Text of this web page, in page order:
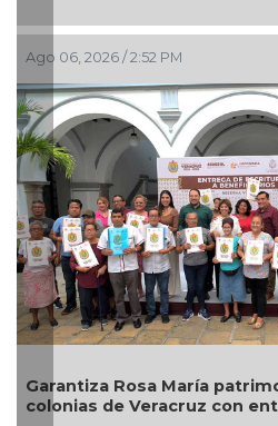
patrimonio de familias en
entrega de escrituras